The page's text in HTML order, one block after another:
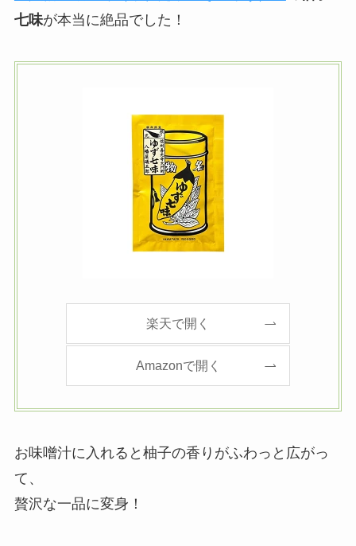
七味が本当に絶品でした！
楽天で開く
Amazonで開く
お味噌汁に入れると柚子の香りがふわっと広がっ
て、
贅沢な一品に変身！